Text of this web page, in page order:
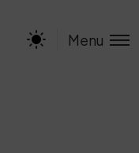
Menu